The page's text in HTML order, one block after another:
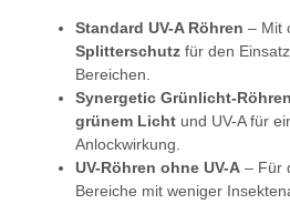
Standard UV-A Röhren – Mit
Splitterschutz für den
Bereichen.
Synergetic Grünlicht-Röhren
grünem Licht und UV-A für
Anlockwirkung.
UV-Röhren ohne UV-A – Für
Bereiche mit weniger